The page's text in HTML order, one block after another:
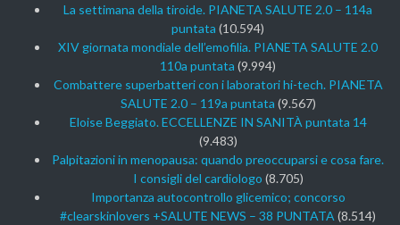
La settimana della tiroide. PIANETA SALUTE 2.0 – 114a
puntata (10.594)
XIV giornata mondiale dell’emofilia. PIANETA SALUTE 2.0
110a puntata (9.994)
Combattere superbatteri con i laboratori hi-tech. PIANETA
SALUTE 2.0 – 119a puntata (9.567)
Eloise Beggiato. ECCELLENZE IN SANITÀ puntata 14
(9.483)
Palpitazioni in menopausa: quando preoccuparsi e cosa fare.
I consigli del cardiologo (8.705)
Importanza autocontrollo glicemico; concorso
#clearskinlovers +SALUTE NEWS – 38 PUNTATA (8.514)